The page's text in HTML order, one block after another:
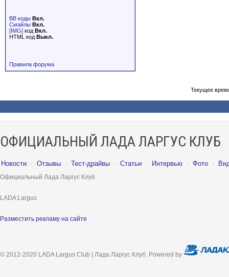
BB коды Вкл.
Смайлы Вкл.
[IMG] код Вкл.
HTML код Выкл.
Правила форума
Текущее
ОФИЦИАЛЬНЫЙ ЛАДА ЛАРГУС КЛУБ
Новости · Отзывы · Тест-драйвы · Статьи · Интервью · Фото ·
Официальный Лада Ларгус Клуб
LADA Largus
Разместить рекламу на сайте
© 2012-2020 LADA Largus Club | Лада Ларгус Клуб. Powered by